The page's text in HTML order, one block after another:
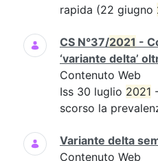
rapida (22 giugno
CS N°37/2021 -
‘variante delta’
Contenuto Web
Iss 30 luglio 2021
scorso la
Variante delta
Contenuto Web